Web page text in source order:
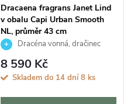
Dracaena fragrans Janet Lind
v obalu Capi Urban Smooth
NL, průměr 43 cm
Dracéna vonná, dračinec
8 590 Kč
Skladem do 14 dní8 ks